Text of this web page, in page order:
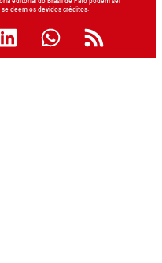
deem os devidos créditos.